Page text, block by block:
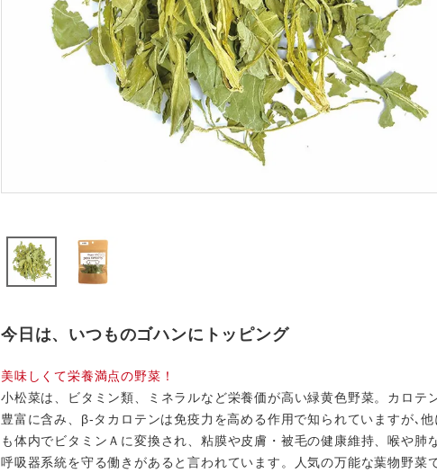
今日は、いつものゴハンにトッピング
美味しくて栄養満点の野菜！
小松菜は、ビタミン類、ミネラルなど栄養価が高い緑黄色野菜。カロテ
豊富に含み、β-タカロテンは免疫力を高める作用で知られていますが､他
も体内でビタミンＡに変換され、粘膜や皮膚・被毛の健康維持、喉や肺
呼吸器系統を守る働きがあると言われています。人気の万能な葉物野菜